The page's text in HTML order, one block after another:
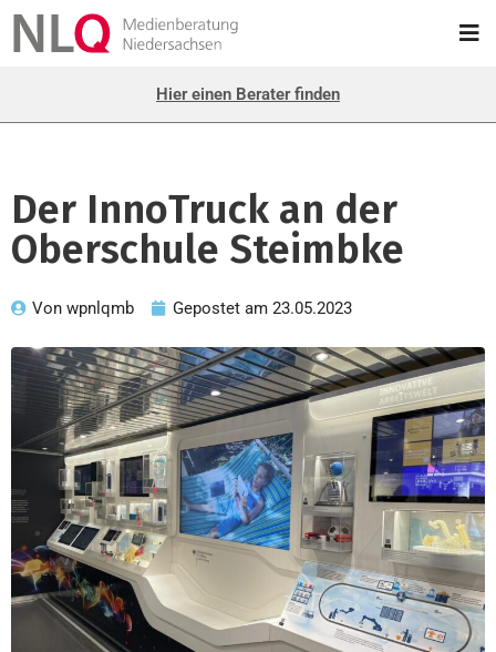
Hier einen Berater finden
Der InnoTruck an der
Oberschule Steimbke
Von wpnlqmb Gepostet am 23.05.2023